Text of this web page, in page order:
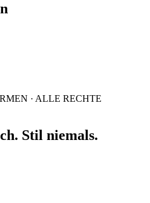
· ALLE RECHTE
Stil niemals.